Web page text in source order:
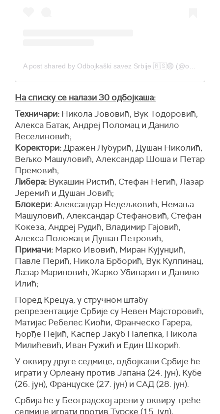
На списку се налази 30 одбојкаша:
Техничари: Никола Јововић, Вук Тодоровић,
Алекса Батак, Андреј Поломац и Данило
Веселиновић;
Коректори:Дражен Лубурић, Душан Николић,
Вељко Машуловић, Александар Шоша и Петар
Премовић;
Либера: Вукашин Ристић, Стефан Негић, Лазар
Јеремић и Душан Јовић;
Блокери:Александар Недељковић, Немања
Машуловић, Александар Стефановић, Стефан
Кокеза, Андреј Рудић, Владимир Гајовић,
Алекса Поломац и Душан Петровић;
Примачи: Марко Ивовић, Миран Кујунџић,
Павле Перић, Никола Брборић, Вук Кулпинац,
Лазар Мариновић, Жарко Убипарип и Данило
Илић;
Поред Крецуа, у стручном штабу
репрезентације Србије су Невен Мајсторовић,
Матијас Ребелес Киоћи, Франческо Гарера,
Ђорђе Пејић, Каспер Јакуб Налепка, Никола
Милићевић, Иван Ружић и Един Шкорић.
У оквиру друге седмице, одбојкаши Србије ће
играти у Орлеану против Јапана (24. јун), Кубе
(26. јун), Француске (27. јун) и САД (28. јун).
Србија ће у Београдској арени у оквиру треће
седмице играти против Турске (15. јул),